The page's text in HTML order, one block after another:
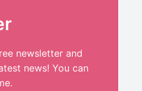
newsletter and
news! You can